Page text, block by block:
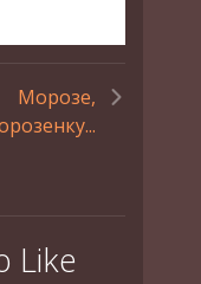
Морозе,
Like